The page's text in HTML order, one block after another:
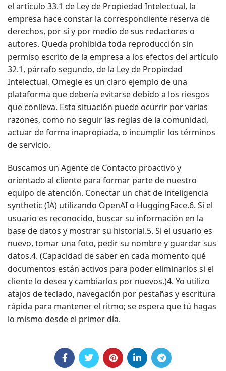
el artículo 33.1 de Ley de Propiedad Intelectual, la
empresa hace constar la correspondiente reserva de
derechos, por sí y por medio de sus redactores o
autores. Queda prohibida toda reproducción sin
permiso escrito de la empresa a los efectos del artículo
32.1, párrafo segundo, de la Ley de Propiedad
Intelectual. Omegle es un claro ejemplo de una
plataforma que debería evitarse debido a los riesgos
que conlleva. Esta situación puede ocurrir por varias
razones, como no seguir las reglas de la comunidad,
actuar de forma inapropiada, o incumplir los términos
de servicio.
Buscamos un Agente de Contacto proactivo y
orientado al cliente para formar parte de nuestro
equipo de atención. Conectar un chat de inteligencia
synthetic (IA) utilizando OpenAI o HuggingFace.6. Si el
usuario es reconocido, buscar su información en la
base de datos y mostrar su historial.5. Si el usuario es
nuevo, tomar una foto, pedir su nombre y guardar sus
datos.4. (Capacidad de saber en cada momento qué
documentos están activos para poder eliminarlos si el
cliente lo desea y cambiarlos por nuevos.)4. Yo utilizo
atajos de teclado, navegación por pestañas y escritura
rápida para mantener el ritmo; se espera que tú hagas
lo mismo desde el primer día.